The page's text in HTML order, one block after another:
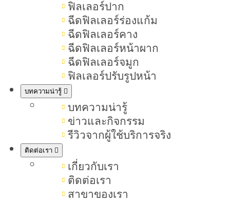
ฟิลเลอร์ปาก
ฉีดฟิลเลอร์ร่องแก้ม
ฉีดฟิลเลอร์คาง
ฉีดฟิลเลอร์หน้าผาก
ฉีดฟิลเลอร์จมูก
ฟิลเลอร์ปรับรูปหน้า
บทความน่ารู้
บทความน่ารู้
ข่าวและกิจกรรม
รีวิวจากผู้ใช้บริการจริง
ติดต่อเรา
เกี่ยวกับเรา
ติดต่อเรา
สาขาของเรา
ที่เหมาะสม รวมถึงการทำ
หัตถการให้หน้ากระจ่างใส
หน้าหมองคล้ำเกิดจากสาเหตุอะไร
สาเหตุที่ทำให้ หน้าหมองคล้ำเกิดจาก
หลายปัจจัย ที่ทำให้ผิวดูไม่สดใส หน้า
หมอง ไม่เปล่งปลั่ง และสีผิวไม่
สม่ำเสมอ โดยสาเหตุหลัก ๆ มีดังนี้
• แสงแดดและรังสี UV การเผชิญกับ
แสงแดดเป็นเวลานานโดยไม่ใช้ครีม